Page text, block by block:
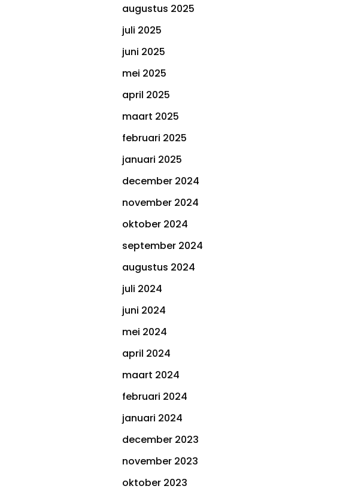
augustus 2025
juli 2025
juni 2025
mei 2025
april 2025
maart 2025
februari 2025
januari 2025
december 2024
november 2024
oktober 2024
september 2024
augustus 2024
juli 2024
juni 2024
mei 2024
april 2024
maart 2024
februari 2024
januari 2024
december 2023
november 2023
oktober 2023